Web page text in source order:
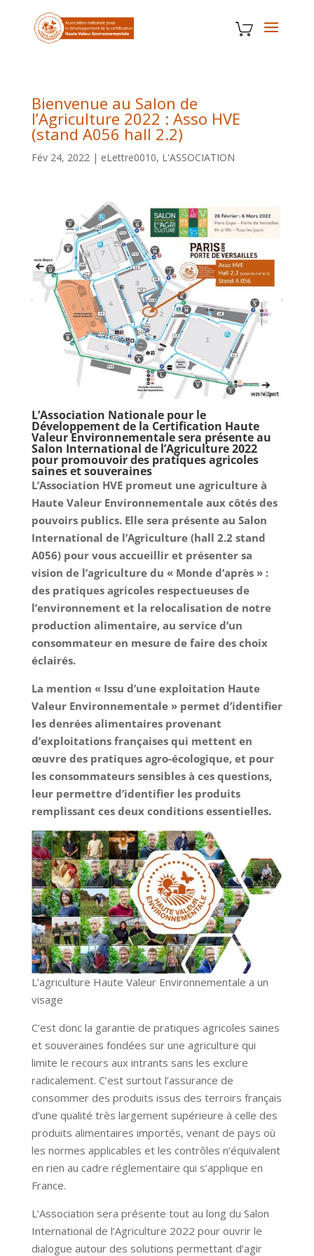
Bienvenue au Salon de
l’Agriculture 2022 : Asso HVE
(stand A056 hall 2.2)
Fév 24, 2022| eLettre0010, L'ASSOCIATION
L’Association Nationale pour le
Développement de la Certification Haute
Valeur Environnementale sera présente au
Salon International de l’Agriculture 2022
pour promouvoir des pratiques agricoles
saines et souveraines
L’Association HVE promeut une agriculture à
Haute Valeur Environnementale aux côtés des
pouvoirs publics. Elle sera présente au Salon
International de l’Agriculture (hall 2.2 stand
A056) pour vous accueillir et présenter sa
vision de l’agriculture du « Monde d’après » :
des pratiques agricoles respectueuses de
l’environnement et la relocalisation de notre
production alimentaire, au service d’un
consommateur en mesure de faire des choix
éclairés.
La mention « Issu d’une exploitation Haute
Valeur Environnementale » permet d’identifier
les denrées alimentaires provenant
d’exploitations françaises qui mettent en
œuvre des pratiques agro-écologique, et pour
les consommateurs sensibles à ces questions,
leur permettre d’identifier les produits
remplissant ces deux conditions essentielles.
L’agriculture Haute Valeur Environnementale a un
visage
C’est donc la garantie de pratiques agricoles saines
et souveraines fondées sur une agriculture qui
limite le recours aux intrants sans les exclure
radicalement. C’est surtout l’assurance de
consommer des produits issus des terroirs français
d’une qualité très largement supérieure à celle des
produits alimentaires importés, venant de pays où
les normes applicables et les contrôles n’équivalent
en rien au cadre réglementaire qui s’applique en
France.
L’Association sera présente tout au long du Salon
International de l’Agriculture 2022 pour ouvrir le
dialogue autour des solutions permettant d’agir